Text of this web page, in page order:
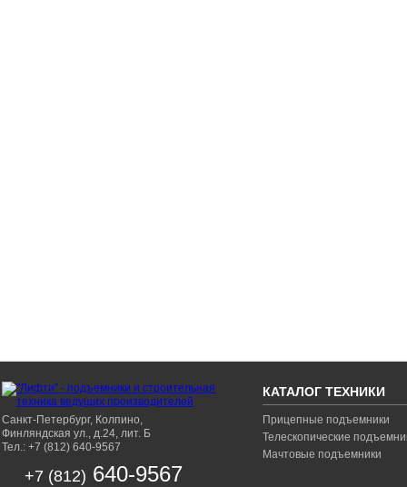
Санкт-Петербург, Колпино,
Финляндская ул., д.24, лит. Б
Тел.: +7 (812) 640-9567
+7 (812) 640-9567
КАТАЛОГ ТЕХНИКИ
Прицепные подъемники
Телескопические
Мачтовые подъемники